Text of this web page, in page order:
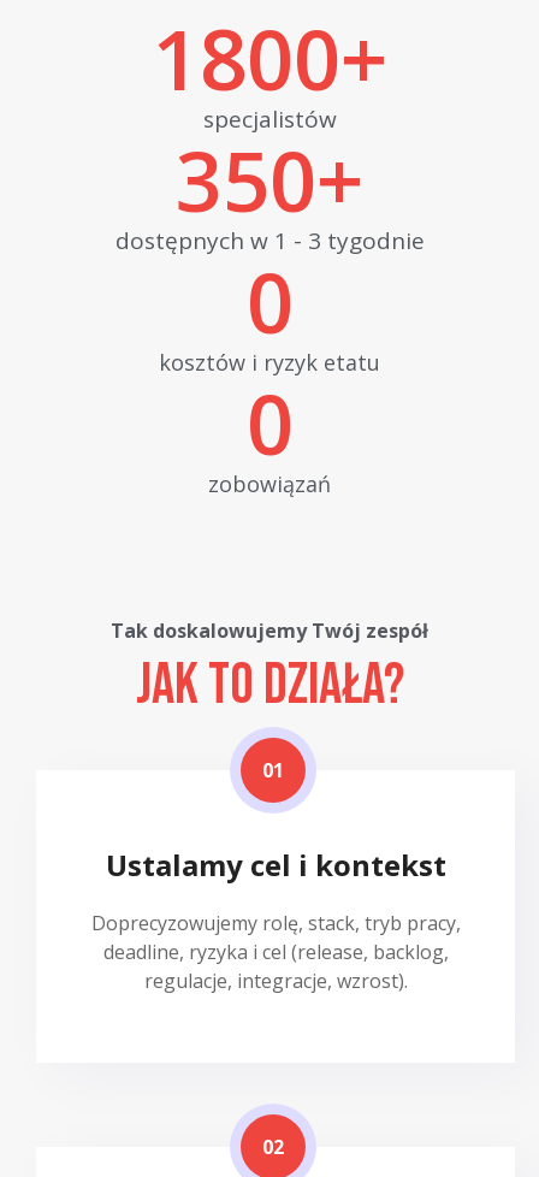
specjalistów
1800+
dostępnych w 1 - 3 tygodnie
350+
kosztów i ryzyk etatu
0
zobowiązań
0
Tak doskalowujemy Twój zespół
Jak to działa?
01
Ustalamy cel i kontekst
Doprecyzowujemy rolę, stack, tryb pracy,
deadline, ryzyka i cel (release, backlog,
regulacje, integracje, wzrost).
02